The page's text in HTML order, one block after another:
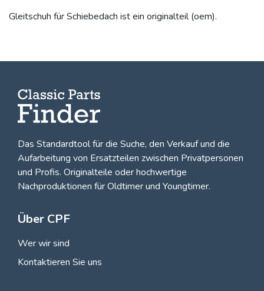
Gleitschuh für Schiebedach ist ein originalteil (oem).
Das Standardtool für die Suche, den Verkauf und die
Aufarbeitung von Ersatzteilen zwischen Privatpersonen
und Profis. Originalteile oder hochwertige
Nachproduktionen für Oldtimer und Youngtimer.
Über CPF
Wer wir sind
Kontaktieren Sie uns